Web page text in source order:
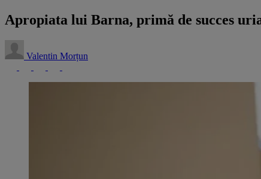
Apropiata lui Barna, primă de succes
Valentin Morțun